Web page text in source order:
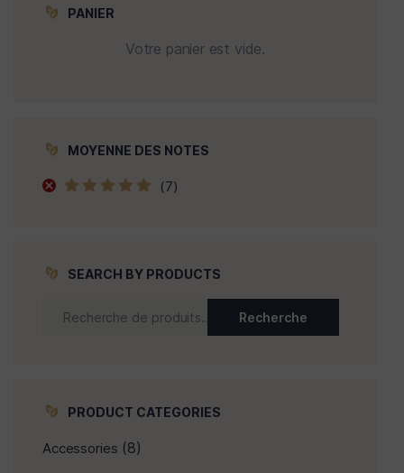
PANIER
Votre panier est vide.
MOYENNE DES NOTES
(7)
SEARCH BY PRODUCTS
Recherche
PRODUCT CATEGORIES
Accessories (8)